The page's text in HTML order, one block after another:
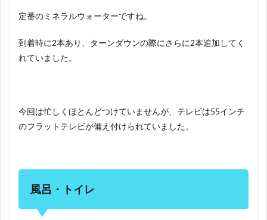
定番のミネラルウォーターですね。
到着時に2本あり、ターンダウンの際にさらに2本追加してく
れていました。
今回は忙しくほとんどつけていませんが、テレビは55インチ
のフラットテレビが備え付けられていました。
風呂・トイレ